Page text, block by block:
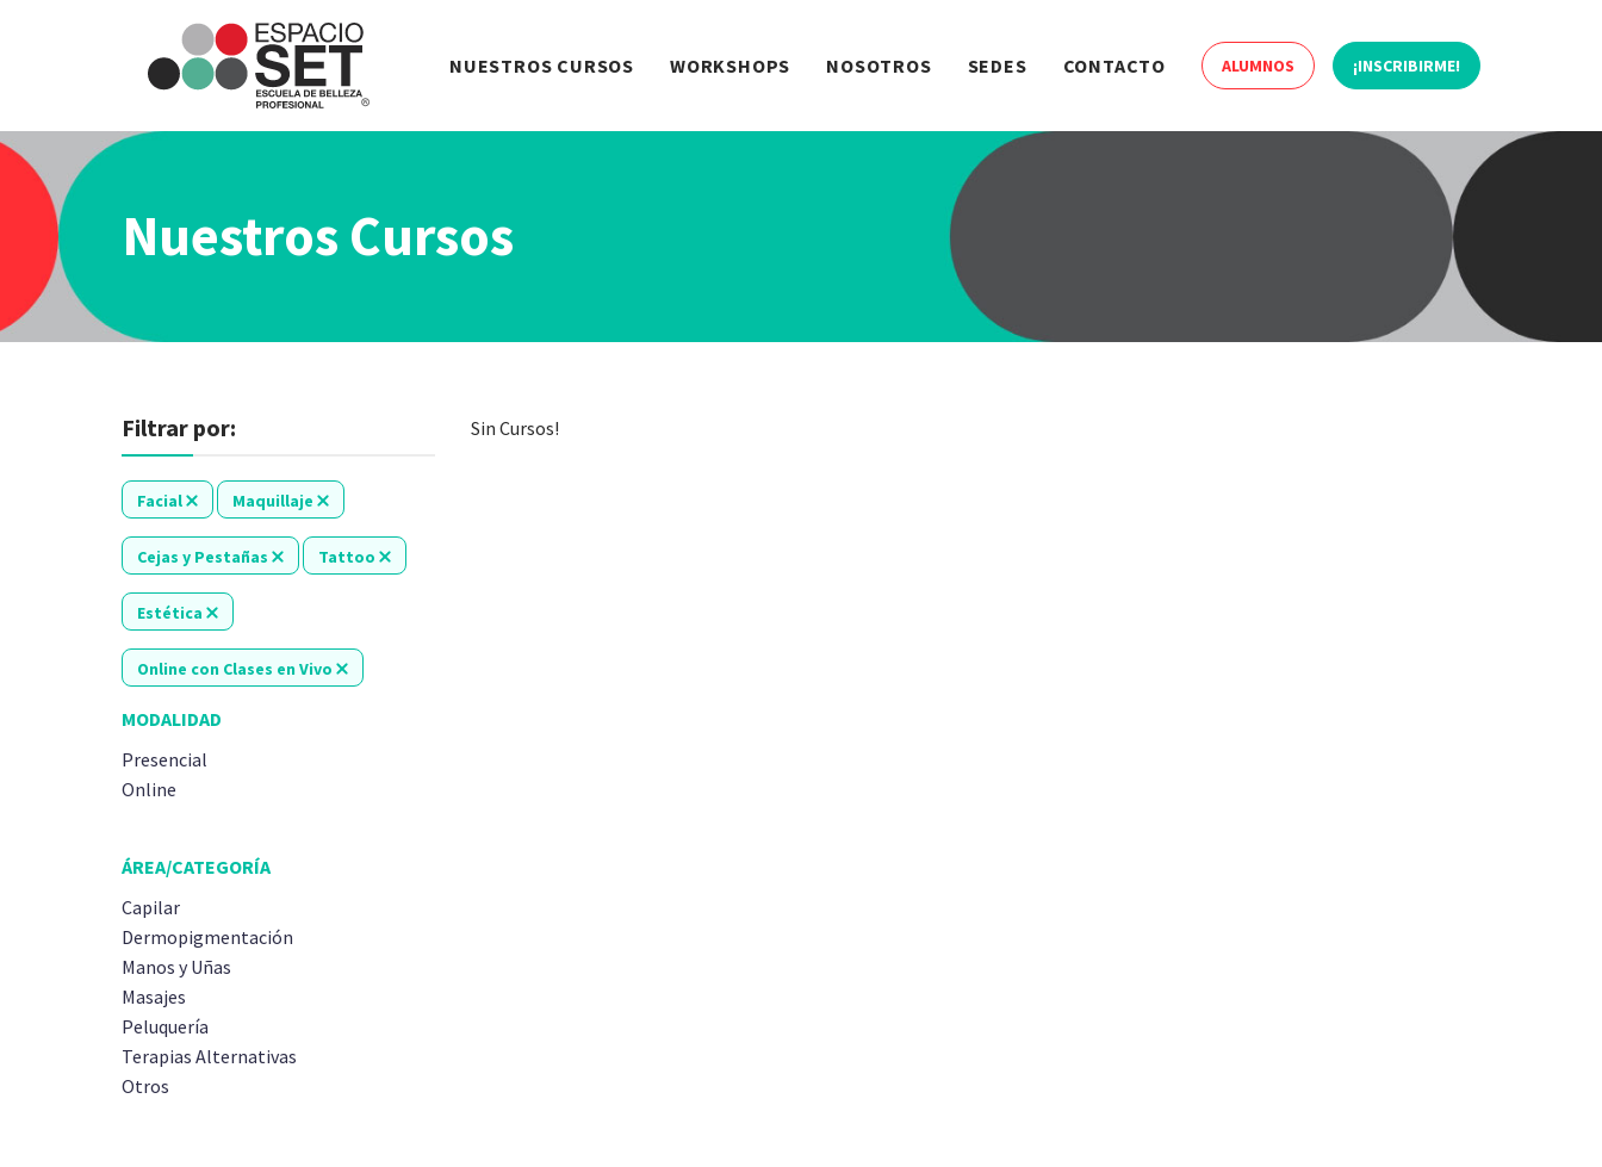
Espacio
NUESTROS CURSOS WORKSHOPS NOSOTROS SEDES CONTACTO ALUMNOS ¡INSCRIBIRME!
Nuestros Cursos
Filtrar por:
Facial Maquillaje
Cejas y Pestañas Tattoo
Estética
Online con Clases en Vivo
MODALIDAD
Presencial
Online
ÁREA/CATEGORÍA
Capilar
Dermopigmentación
Manos y Uñas
Masajes
Peluquería
Terapias Alternativas
Otros
Sin Cursos!